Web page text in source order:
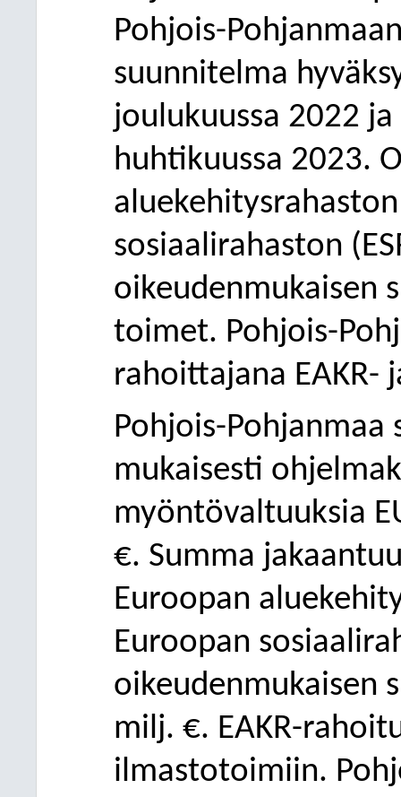
Pohjois-
suunnitelma
joulukuussa 2022
huhtikuussa 2023.
sosiaalirahaston
oikeudenmukaisen
toimet. Pohjois-
rahoittajana EAKR-
Pohjois-
mukaisesti
myöntövaltuuksia
€. Summa
Euroopan
Euroopan
oikeudenmukaisen
milj. €. EAKR-
ilmastotoimiin.